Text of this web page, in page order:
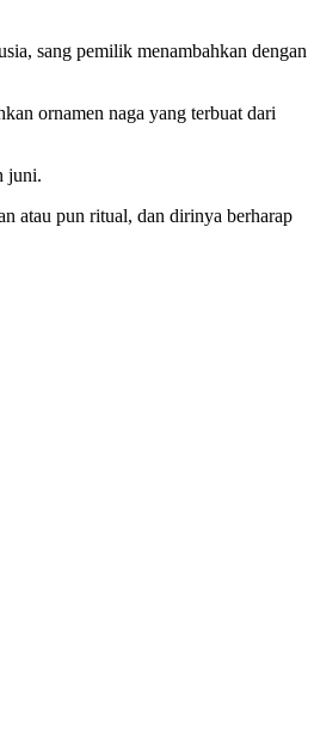
sang pemilik menambahkan dengan
ornamen naga yang terbuat dari
juni.
atau pun ritual, dan dirinya berharap